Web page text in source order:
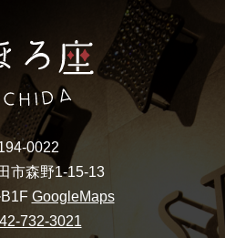
0022
市森野1-15-13
GoogleMaps
732-3021